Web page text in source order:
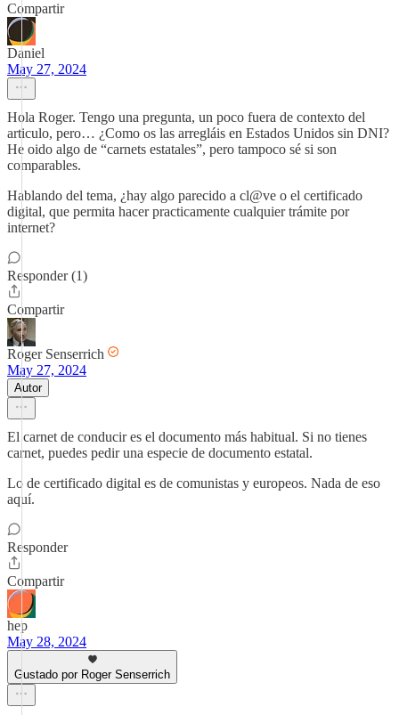
Compartir
Daniel
May 27, 2024
Hola Roger. Tengo una pregunta, un poco fuera de contexto del
articulo, pero… ¿Como os las arregláis en Estados Unidos sin DNI?
He oido algo de “carnets estatales”, pero tampoco sé si son
comparables.
Hablando del tema, ¿hay algo parecido a cl@ve o el certificado
digital, que permita hacer practicamente cualquier trámite por
internet?
Responder (1)
Compartir
Roger Senserrich
May 27, 2024
Autor
El carnet de conducir es el documento más habitual. Si no tienes
carnet, puedes pedir una especie de documento estatal.
Lo de certificado digital es de comunistas y europeos. Nada de eso
aquí.
Responder
Compartir
hep
May 28, 2024
Gustado por Roger Senserrich